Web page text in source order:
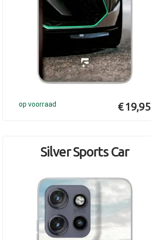
op voorraad € 19,95
Silver Sports Car